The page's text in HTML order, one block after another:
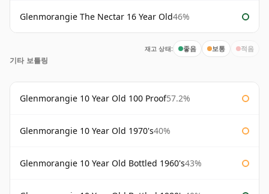
Glenmorangie The Nectar 16 Year Old46%
재고 상태: 좋음 보통 적음
기타 보틀링
Glenmorangie 10 Year Old 100 Proof57.2%
Glenmorangie 10 Year Old 1970's40%
Glenmorangie 10 Year Old Bottled 1960's43%